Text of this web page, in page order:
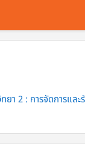
ยา 2 : การจัดการแล